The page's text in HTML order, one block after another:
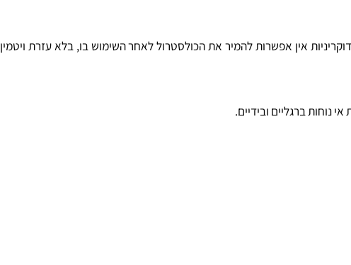
ברגליים ובידיים.